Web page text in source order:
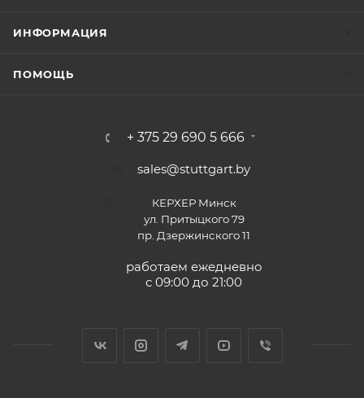
ИНФОРМАЦИЯ
ПОМОЩЬ
+ 375 29 690 5 666
sales@stuttgart.by
КЕРХЕР Минск
ул. Притыцкого 79
пр. Дзержинского 11
работаем ежедневно
с 09:00 до 21:00